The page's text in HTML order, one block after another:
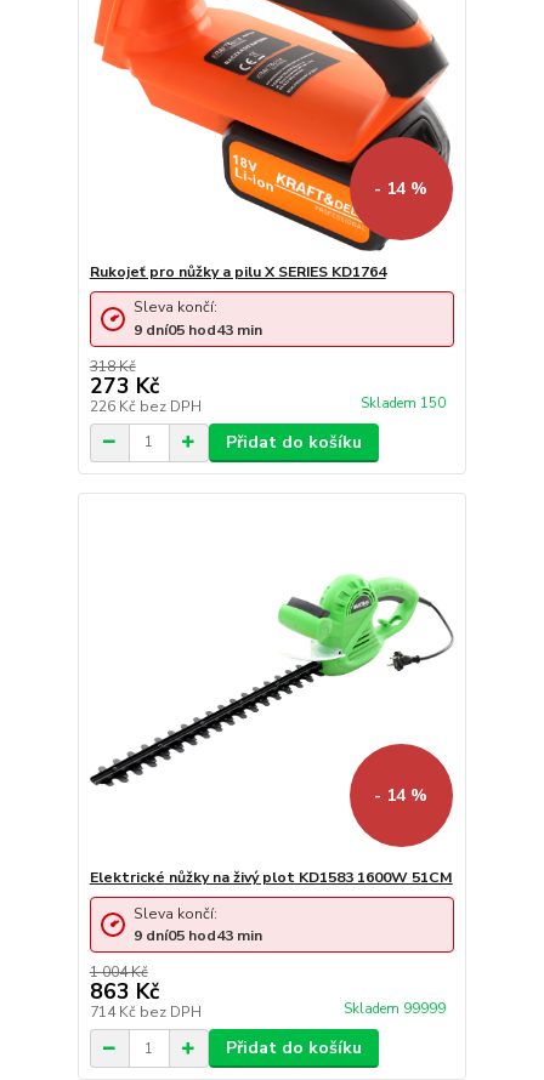
- 14 %
Rukojeť pro nůžky a pilu X SERIES KD1764
318 Kč
273 Kč
226 Kč bez DPH Skladem 150
Sleva končí:
9 dní05 hod43 min
Přidat do košíku
- 14 %
Elektrické nůžky na živý plot KD1583 1600W 51CM
1 004 Kč
863 Kč
714 Kč bez DPH Skladem 99999
Sleva končí:
9 dní05 hod43 min
Přidat do košíku